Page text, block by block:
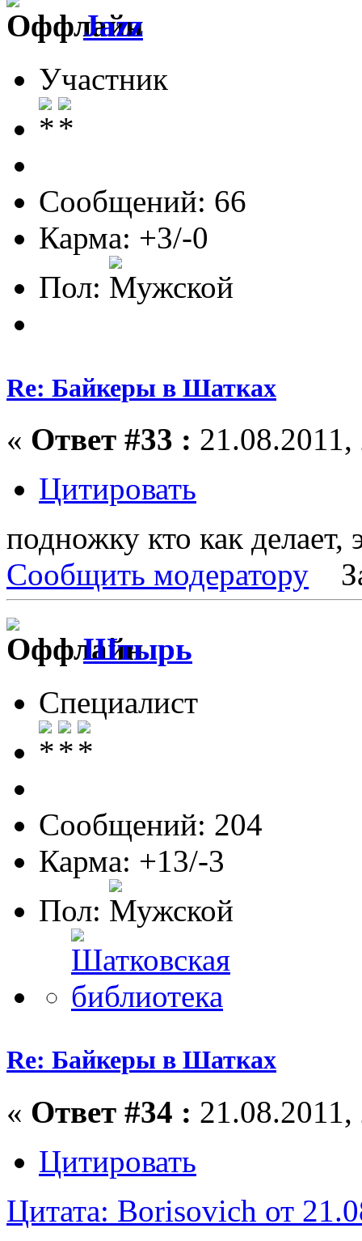
Jazz
Участник
Сообщений: 66
Карма: +3/-0
Пол:
Re: Байкеры в Шатках
« Ответ #33 :
Цитировать
подножку кто как делает,
Сообщить модератору
Штырь
Специалист
Сообщений: 204
Карма: +13/-3
Пол:
Re: Байкеры в Шатках
« Ответ #34 :
Цитировать
Цитата: Borisovich от